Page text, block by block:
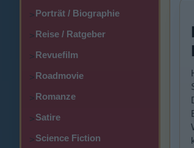
>Porträt / Biographie
>Reise / Ratgeber
>Revuefilm
>Roadmovie
>Romanze
>Satire
>Science Fiction